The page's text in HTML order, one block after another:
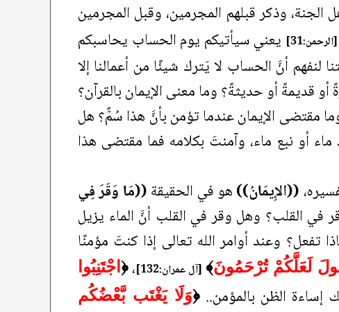
وذكر قبلهم المجرمين، وقبل المجرمين
[الرحمن:31]
يعني سيأتيكم يوم الحساب يحاسبكم
لنفهم أنَّ الحساب لا يَترك شيئًا من أعمالنا إلا
قديمةً أو حديثةً؟ وما معنى الإيمان بالقرآن؟
مقتضى الإيمان عندما تؤمن بأنَّ هذا سُمٌّ؟ هل
أو نبع ماء، وآمنتَ بكلامه فما مقتضى هذا
((الإِيمَانُ))هو في الحقيقة((مَا وَقَرَ فِي
القلب؟ وهل وقر في القلب أنَّ الماء يزيل
وعند أوامر الله تعالى إذا كنتَ مؤمنًا
لَعَلَّكُمْ تُرْحَمُونَ﴾ [آل عمران:132] ، ﴿ اجْتَنِبُوا
الظن بالمؤمن.. ﴿وَلَا يَغْتَب بَّعْضُكُم